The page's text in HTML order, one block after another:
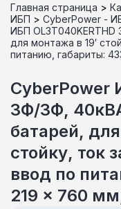
Главная страница >
ИБП > CyberPower -
ИБП OL3T040KERTHD
для монтажа в 19′
питанию, габариты:
CyberPower
3Ф/3Ф,
батарей,
стойку, ток
ввод по
219 x 760